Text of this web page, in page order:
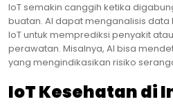
IoT semakin canggih ketika
buatan. AI dapat menganalisis
IoT untuk memprediksi penyakit
perawatan. Misalnya, AI bisa
yang mengindikasikan risiko
IoT Kesehatan di